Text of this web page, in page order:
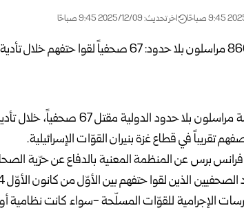
اخر تحديث: 2025/12/09 9:45 صباحًا
سجّلت منظمة مراسلون بلا
تقريباً في قطاع غزة بنيران القوّات الإسرائيلية.
الإجرامية للقوّات المسلّحة -سواء كانت نظامية